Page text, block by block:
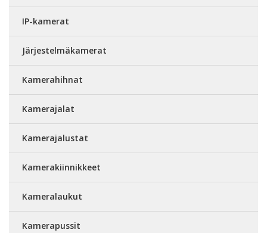
IP-kamerat
Järjestelmäkamerat
Kamerahihnat
Kamerajalat
Kamerajalustat
Kamerakiinnikkeet
Kameralaukut
Kamerapussit